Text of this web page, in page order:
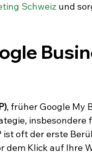
Schweiz und
, früher Google My
insbesondere
ist oft der erste
dem Klick auf Ihre